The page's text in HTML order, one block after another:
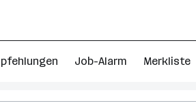
Job-Alarm Merkliste